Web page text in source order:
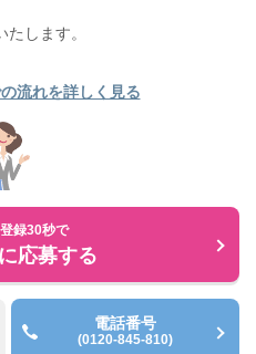
します。
流れを詳しく見る
録30秒で
応募する
電話番号
(0120-845-810)